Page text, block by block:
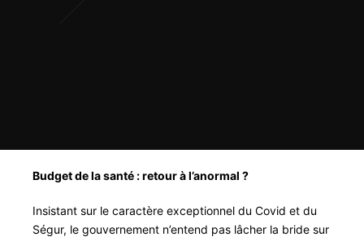
Budget de la santé : retour à l’anormal ?
Insistant sur le caractère exceptionnel du Covid et du
Ségur, le gouvernement n’entend pas lâcher la bride sur